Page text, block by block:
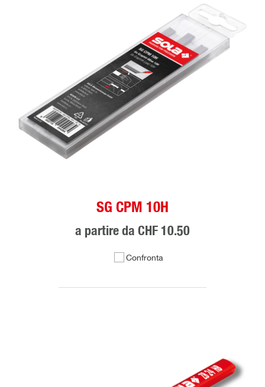
SG CPM 10H
a partire da CHF 10.50
Confronta